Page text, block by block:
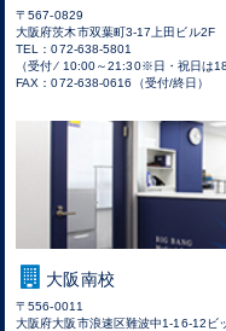
〒567-0829
大阪府茨木市双葉町3-17上田ビル2F
TEL：072-638-5801
（受付 ⁄ 10:00～21:30※日・祝日は
FAX：072-638-0616（受付/終日）
大阪南校
〒556-0011
大阪府大阪市浪速区難波中1-16-12ビ